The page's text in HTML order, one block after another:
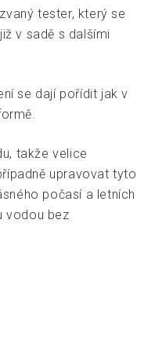
tester, který se
v sadě s dalšími
se dají pořídit jak v
takže velice
upravovat tyto
počasí a letních
vodou bez